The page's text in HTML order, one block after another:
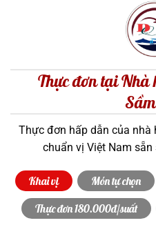
Thực đơn tại Nhà
Thực đơn hấp dẫn của nhà
chuẩn vị Việt Nam
Khai vị Món tự chọn
Thực đơn 180.000đ/suất